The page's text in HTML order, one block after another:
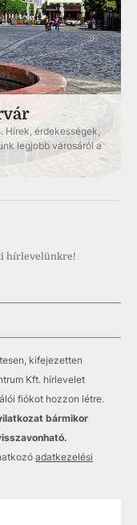
Hírek, érdekességek,
legjobb városáról a
hírlevelünkre!
kifejezetten
Kft. hírlevelet
fiókot hozzon létre.
bármikor
adatkezelési